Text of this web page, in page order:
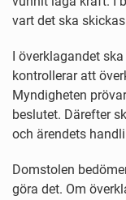
vart det ska
I överklagandet
kontrollerar att
Myndigheten
beslutet. Därefter
och ärendets
Domstolen
göra det. Om